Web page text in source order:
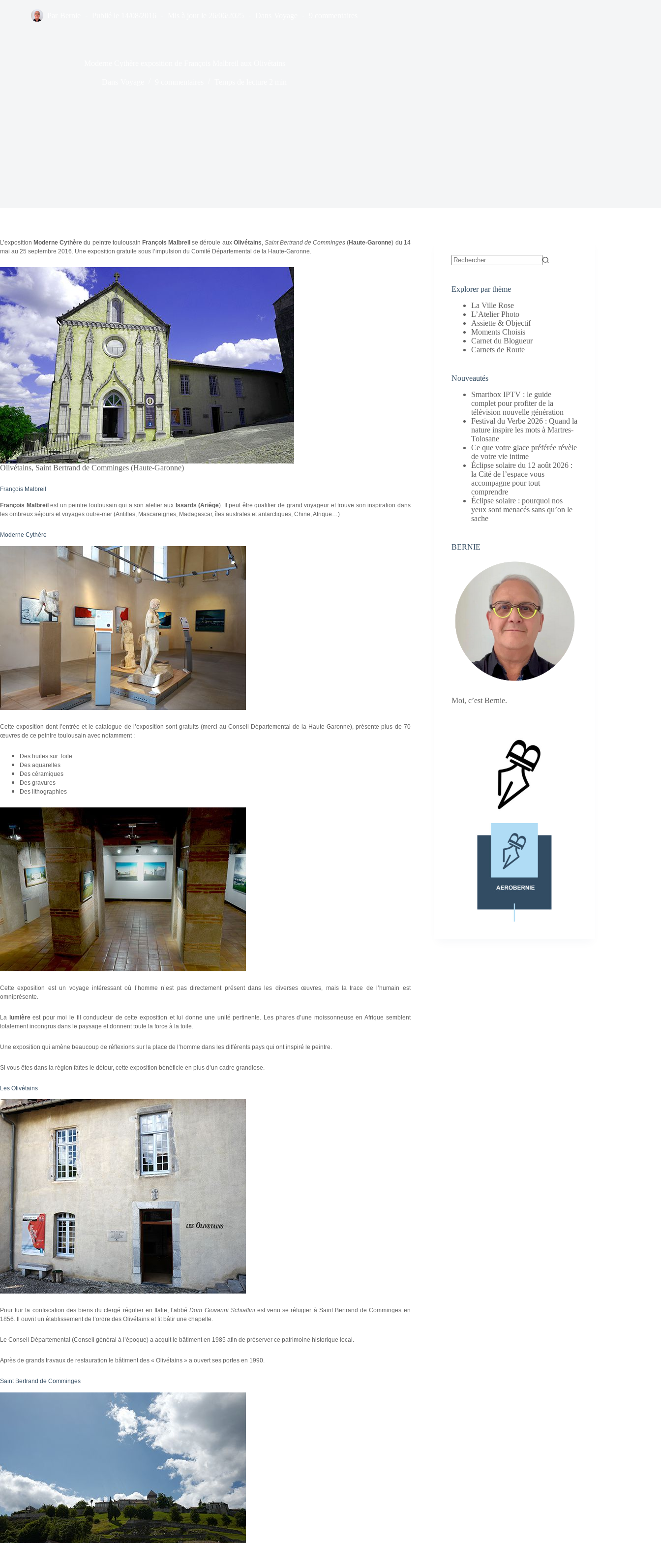
L’exposition Moderne Cythère du peintre toulousain François Malbreil se déroule aux Olivétains, Saint Bertrand de Comminges (Haute-Garonne) du 14
mai au 25 septembre 2016. Une exposition gratuite sous l’impulsion du Comité Départemental de la Haute-Garonne.
Olivétains, Saint Bertrand de Comminges (Haute-Garonne)
François Malbreil
François Malbreilest un peintre toulousain qui a son atelier aux Issards (Ariège). Il peut être qualifier de grand voyageur et trouve son inspiration dans
les ombreux séjours et voyages outre-mer (Antilles, Mascareignes, Madagascar, îles australes et antarctiques, Chine, Afrique…)
Moderne Cythère
Cette exposition dont l’entrée et le catalogue de l’exposition sont gratuits (merci au Conseil Départemental de la Haute-Garonne), présente plus de 70
œuvres de ce peintre toulousain avec notamment :
Des huiles sur Toile
Des aquarelles
Des céramiques
Des gravures
Des lithographies
Cette exposition est un voyage intéressant où l’homme n’est pas directement présent dans les diverses œuvres, mais la trace de l’humain est
omniprésente.
La lumièreest pour moi le fil conducteur de cette exposition et lui donne une unité pertinente. Les phares d’une moissonneuse en Afrique semblent
totalement incongrus dans le paysage et donnent toute la force à la toile.
Une exposition qui amène beaucoup de réflexions sur la place de l’homme dans les différents pays qui ont inspiré le peintre.
Si vous êtes dans la région faîtes le détour, cette exposition bénéficie en plus d’un cadre grandiose.
Les Olivétains
Pour fuir la confiscation des biens du clergé régulier en Italie, l’abbéDom Giovanni Schiaffiniest venu se réfugier à Saint Bertrand de Comminges en
1856. Il ouvrit un établissement de l’ordre des Olivétains et fit bâtir une chapelle.
Le Conseil Départemental (Conseil général à l’époque) a acquit le bâtiment en 1985 afin de préserver ce patrimoine historique local.
Après de grands travaux de restauration le bâtiment des « Olivétains » a ouvert ses portes en 1990.
Saint Bertrand de Comminges
Explorer par thème
La Ville Rose
L’Atelier Photo
Assiette & Objectif
Moments Choisis
Carnet du Blogueur
Carnets de Route
Nouveautés
Smartbox IPTV : le guide
complet pour profiter de la
télévision nouvelle génération
Festival du Verbe 2026 : Quand la
nature inspire les mots à Martres-
Tolosane
Ce que votre glace préférée révèle
de votre vie intime
Éclipse solaire du 12 août 2026 :
la Cité de l’espace vous
accompagne pour tout
comprendre
Éclipse solaire : pourquoi nos
yeux sont menacés sans qu’on le
sache
BERNIE
Moi, c’est Bernie.